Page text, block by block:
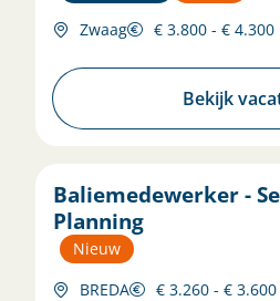
Zwaag
€ 3.800 - € 4.300
Bekijk
Baliemedewerker -
Planning
Nieuw
BREDA
€ 3.260 - € 3.600